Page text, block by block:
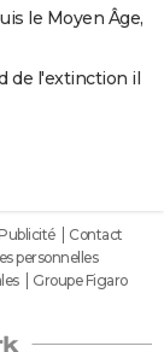
le Moyen Âge,
de l'extinction il
Publicité
Contact
personnelles
Groupe Figaro